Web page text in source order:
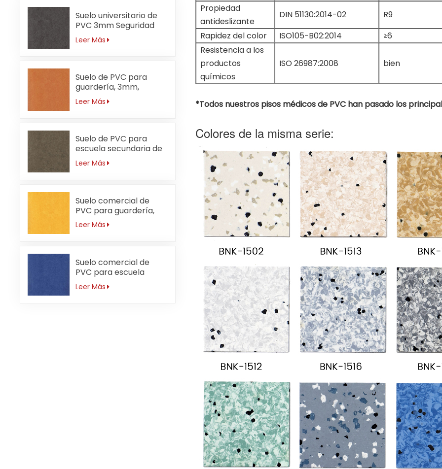
Suelo universitario de
PVC 3mm Seguridad
Leer Más
Suelo de PVC para
guardería, 3mm,
ignífugo, naranja
Leer Más
Suelo de PVC para
escuela secundaria de
3 mm resistente al
desgaste
Leer Más
Suelo comercial de
PVC para guardería,
resistente al agua,
3mm
Leer Más
Suelo comercial de
PVC para escuela
primaria antideslizante
de 3mm
Leer Más
Propiedad
antideslizante
DIN 51130:2014-02
R9
Rapidez del color
ISO105-B02:2014
≥6
Resistencia a los
productos
químicos
ISO 26987:2008 bien
*Todos nuestros pisos médicos de PVC han pasado los
Colores de la misma serie: